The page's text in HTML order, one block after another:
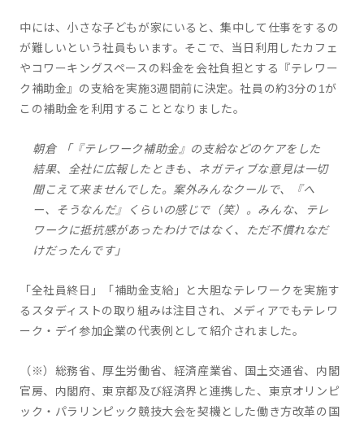
中には、小さな子どもが家にいると、集中して仕事をするの
が難しいという社員もいます。そこで、当日利用したカフェ
やコワーキングスペースの料金を会社負担とする『テレワー
ク補助金』の支給を実施3週間前に決定。社員の約3分の1が
この補助金を利用することとなりました。
朝倉 「『テレワーク補助金』の支給などのケアをした
結果、全社に広報したときも、ネガティブな意見は一切
聞こえて来ませんでした。案外みんなクールで、『へ
ー、そうなんだ』くらいの感じで（笑）。みんな、テレ
ワークに抵抗感があったわけではなく、ただ不慣れなだ
けだったんです」
「全社員終日」「補助金支給」と大胆なテレワークを実施す
るスタディストの取り組みは注目され、メディアでもテレワ
ーク・デイ参加企業の代表例として紹介されました。
（※）総務省、厚生労働省、経済産業省、国土交通省、内閣
官房、内閣府、東京都及び経済界と連携した、東京オリンピ
ック・パラリンピック競技大会を契機とした働き方改革の国